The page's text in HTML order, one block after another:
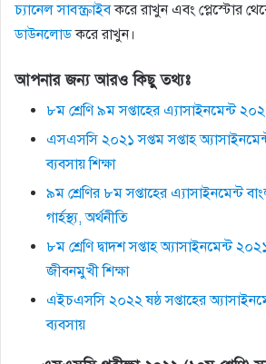
চ্যানেল সাবস্ক্রাইবকরে রাখুন এবং প্লেস্টোর
ডাউনলোডকরে রাখুন।
আপনার জন্য আরও কিছু তথ্যঃ
৮ম শ্রেণি ৯ম সপ্তাহের এ্যাসাইনমেন্ট
এসএসসি ২০২১ সপ্তম সপ্তাহ
ব্যবসায় শিক্ষা
৯ম শ্রেণির ৮ম সপ্তাহের এ্যাসাইনমেন্ট
গার্হস্থ্য, অর্থনীতি
৮ম শ্রেণি দ্বাদশ সপ্তাহ অ্যাসাইনমেন্ট
জীবনমুখী শিক্ষা
এইচএসসি ২০২২ ষষ্ঠ সপ্তাহের
ব্যবসায়